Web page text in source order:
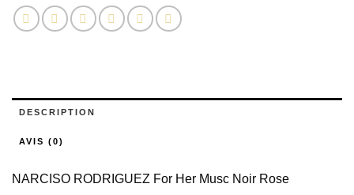
DESCRIPTION
AVIS (0)
NARCISO RODRIGUEZ For Her Musc Noir Rose